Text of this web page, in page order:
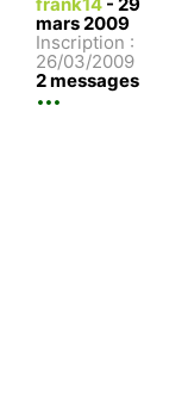
mars 2009
Inscription :
26/03/2009
2 messages